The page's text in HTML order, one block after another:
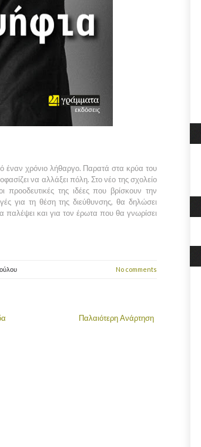
έναν χρόνιο λήθαργο. Παρατά στα κρύα του
να αλλάξει πόλη. Στο νέο της σχολείο
της ιδέες που βρίσκουν την
για τη θέση της διεύθυνσης, θα δηλώσει
παλέψει και για τον έρωτα που θα γνωρίσει
No comments
Παλαιότερη Ανάρτηση